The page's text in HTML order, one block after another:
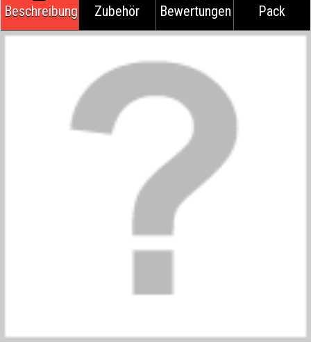
Beschreibung Zubehör Bewertungen Pack